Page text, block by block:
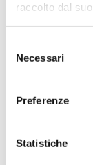
raccolto dal
delNecessari
Preferenze
Statistiche